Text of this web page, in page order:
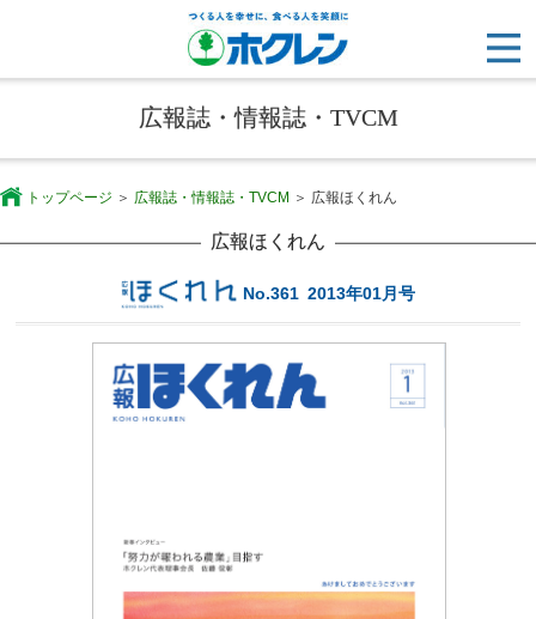
広報誌・情報誌・TVCM
トップページ 広報誌・情報誌・TVCM 広報ほくれん
広報ほくれん
No.361 2013年01月号